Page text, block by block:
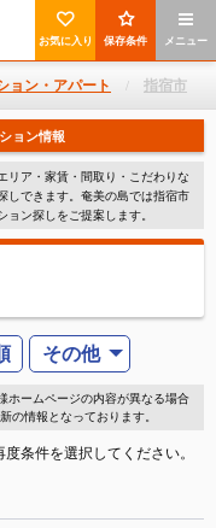
メニュー
保存条件
お気に入り
ョン・アパート 指宿市
ョン情報
リア・家賃・間取り・こだわりな
しできます。奄美の島では指宿市
ン探しをご提案します。
その他
ホームページの内容が異なる場合
の情報となっております。
条件を選択してください。